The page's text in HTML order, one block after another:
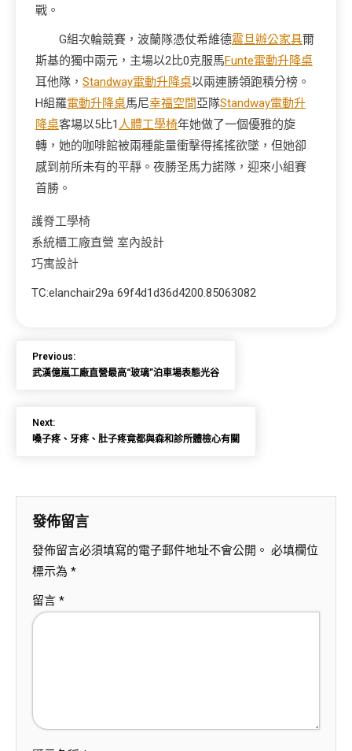
戰。
G組次輪競賽，波蘭隊憑仗希維德震旦辦公家具爾
斯基的獨中兩元，主場以2比0克服馬Funte電動升降桌
耳他隊， Standway電動升降桌以兩連勝領跑積分榜。
H組羅電動升降桌馬尼幸福空間亞隊Standway電動升
降桌客場以5比1 人體工學椅年她做了一個優雅的旋
轉，她的咖啡館被兩種能量衝擊得搖搖欲墜，但她卻
感到前所未有的平靜。夜勝圣馬力諾隊，迎來小組賽
首勝。
護脊工學椅
系統櫃工廠直營 室內設計
巧寓設計
TC:elanchair29a 69f4d1d36d4200.85063082
Previous:
武漢億嵐工廠直營最高“玻璃”泊車場表態光谷
Next:
嗓子疼、牙疼、肚子疼竟都與森和診所體檢心有關
發佈留言
發佈留言必須填寫的電子郵件地址不會公開。 必填欄位
標示為 *
留言 *